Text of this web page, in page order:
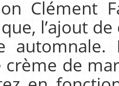
Clément
l’ajout
crème de